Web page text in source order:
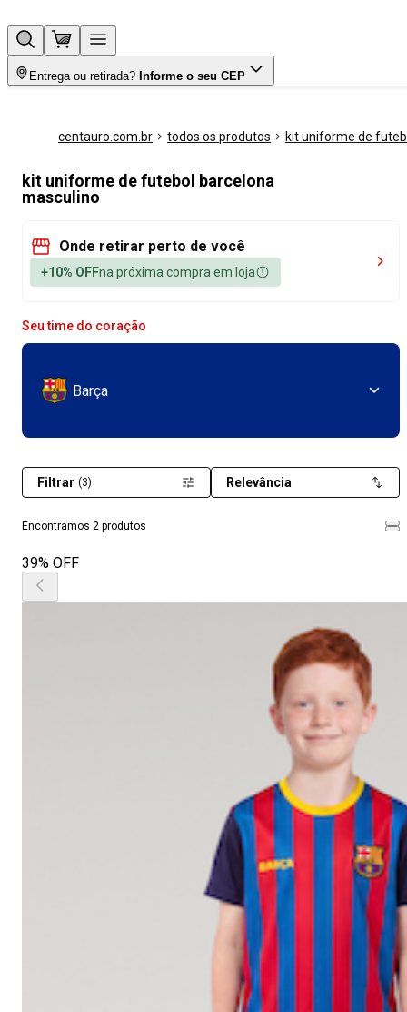
Entrega ou retirada? Informe o seu CEP
centauro.com.br todos os produtos kit uniforme de
kit uniforme de futebol barcelona
masculino
Onde retirar perto de você
+10% OFFna próxima compra em loja
Seu time do coração
Barça
Encontramos 2 produtos
Filtrar (3) Relevância
39% OFF